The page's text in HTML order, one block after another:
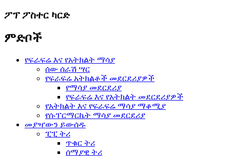
ፖፕ ፖስተር ካርድ
ምድቦች
የፍራፍሬ እና የአትክልት ማሳያ
ሰው ሰራሽ ሣር
የፍራፍሬ አትክልቶች መደርደሪያዎች
የማሳያ መደርደሪያ
የፍራፍሬ እና የአትክልት መደርደሪያዎች
የአትክልት እና የፍራፍሬ ማሳያ ማቆሚያ
የሱፐርማርኬት ማሳያ መደርደሪያ
መያዣውን ይውሰዱ
ፒፒ ትሪ
ጥቁር ትሪ
ሰማያዊ ትሪ